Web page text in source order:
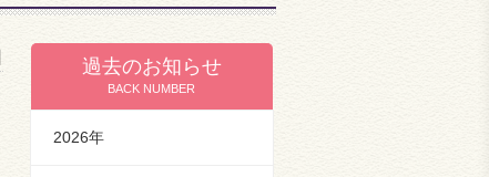
過去のお知らせ
BACK NUMBER
2026年